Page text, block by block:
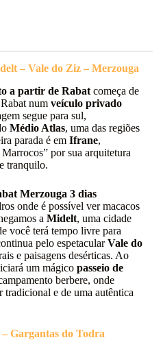
– Vale do Ziz – Merzouga
a partir de Rabat começa de
num veículo privado
segue para sul,
Médio Atlas, uma das regiões
parada é em Ifrane,
por sua arquitetura
tranquilo.
Merzouga 3 dias
onde é possível ver macacos
a Midelt, uma cidade
você terá tempo livre para
pelo espetacularVale do
e paisagens desérticas. Ao
um mágico passeio de
berbere, onde
tradicional e de uma autêntica
Gargantas do Todra